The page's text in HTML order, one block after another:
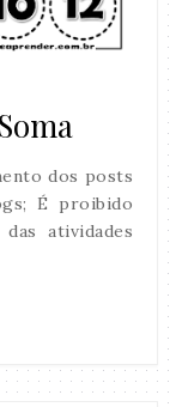
dos posts
É proibido
atividades